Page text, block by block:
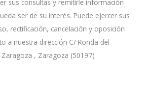
sus consultas y remitirle información
ser de su interés. Puede ejercer sus
rectificación, cancelación y oposición
a nuestra dirección C/ Ronda del
, Zaragoza (50197)